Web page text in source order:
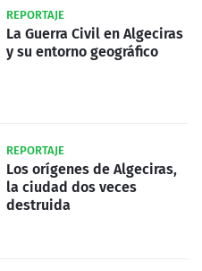
REPORTAJE
La Guerra Civil en Algeciras
y su entorno geográfico
REPORTAJE
Los orígenes de Algeciras,
la ciudad dos veces
destruida